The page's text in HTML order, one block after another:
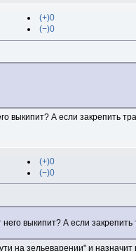
(+)0
(−)0
выкипит? А если закрепить
(+)0
(−)0
выкипит? А если
на зельеварении" и